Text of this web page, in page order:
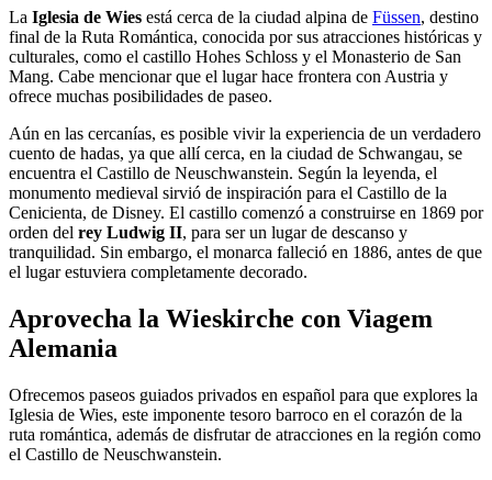
La Iglesia de Wies está cerca de la ciudad alpina de Füssen, destino
final de la Ruta Romántica, conocida por sus atracciones históricas y
culturales, como el castillo Hohes Schloss y el Monasterio de San
Mang. Cabe mencionar que el lugar hace frontera con Austria y
ofrece muchas posibilidades de paseo.
Aún en las cercanías, es posible vivir la experiencia de un verdadero
cuento de hadas, ya que allí cerca, en la ciudad de Schwangau, se
encuentra el Castillo de Neuschwanstein. Según la leyenda, el
monumento medieval sirvió de inspiración para el Castillo de la
Cenicienta, de Disney. El castillo comenzó a construirse en 1869 por
orden del rey Ludwig II, para ser un lugar de descanso y
tranquilidad. Sin embargo, el monarca falleció en 1886, antes de que
el lugar estuviera completamente decorado.
Aprovecha la Wieskirche con Viagem
Alemania
Ofrecemos paseos guiados privados en español para que explores la
Iglesia de Wies, este imponente tesoro barroco en el corazón de la
ruta romántica, además de disfrutar de atracciones en la región como
el Castillo de Neuschwanstein.